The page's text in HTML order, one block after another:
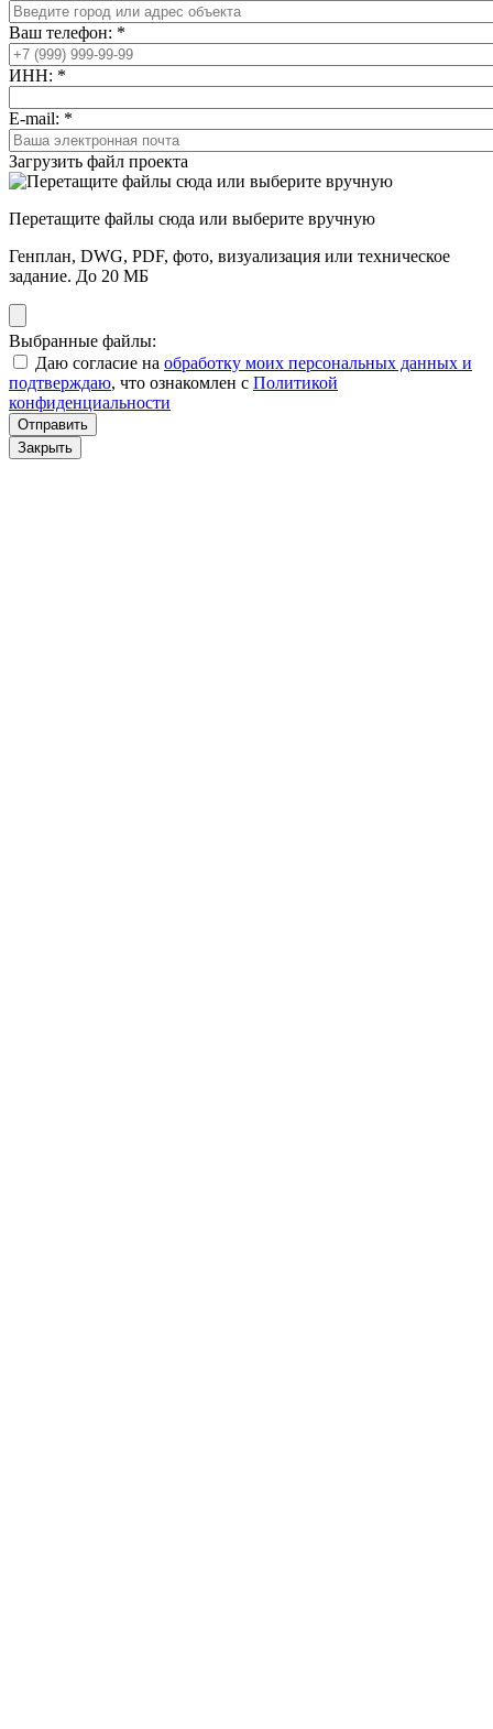
Ваш телефон: *
ИНН: *
E-mail: *
Загрузить файл проекта
Перетащите файлы сюда или выберите вручную
Генплан, DWG, PDF, фото, визуализация или техническое
задание. До 20 МБ
Выбранные файлы:
Даю согласие на обработку моих персональных данных и
подтверждаю, что ознакомлен с Политикой
конфиденциальности
Отправить
Закрыть